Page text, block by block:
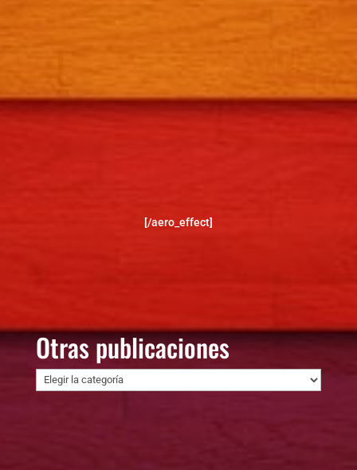
[/aero_effect]
Otras publicaciones
Otras
publicaciones